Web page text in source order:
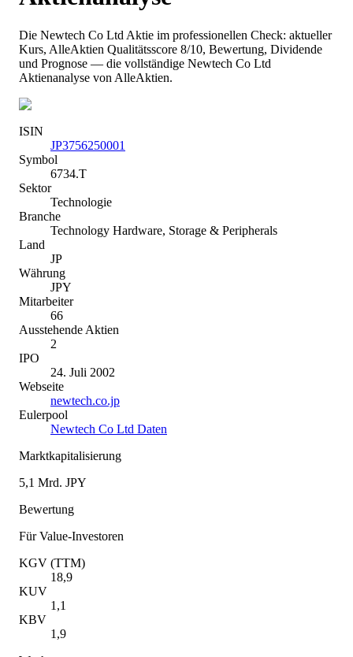
Die Newtech Co Ltd Aktie im professionellen Check: aktueller
Kurs, AlleAktien Qualitätsscore 8/10, Bewertung, Dividende
und Prognose — die vollständige Newtech Co Ltd
Aktienanalyse von AlleAktien.
ISIN
JP3756250001
Symbol
6734.T
Sektor
Technologie
Branche
Technology Hardware, Storage & Peripherals
Land
JP
Währung
JPY
Mitarbeiter
66
Ausstehende Aktien
2
IPO
24. Juli 2002
Webseite
newtech.co.jp
Eulerpool
Newtech Co Ltd Daten
Marktkapitalisierung
5,1 Mrd. JPY
Bewertung
Für Value-Investoren
KGV (TTM)
18,9
KUV
1,1
KBV
1,9